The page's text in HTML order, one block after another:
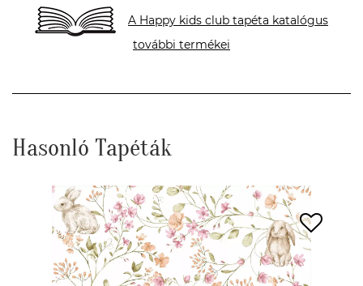
A Happy kids club tapéta katalógus
további termékei
Hasonló Tapéták